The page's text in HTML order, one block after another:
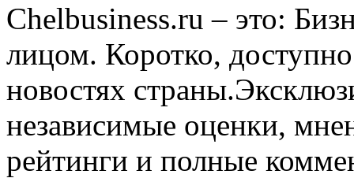
Chelbusiness.ru – это:
лицом. Коротко,
новостях
независимые оценки,
рейтинги и полные